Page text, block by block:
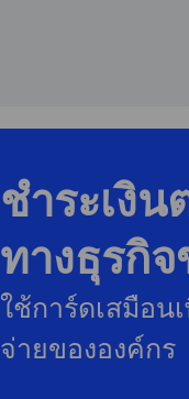
ชำระเงิ
ทางธุรกิ
ใช้การ์ดเสมือน
จ่ายขององค์กร